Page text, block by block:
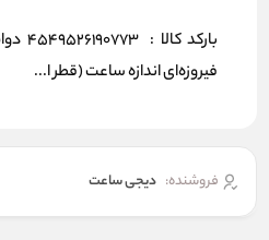
فیروزه‌ای اندازه ساعت (قطر ا...
فروشنده: دیجی ساعت